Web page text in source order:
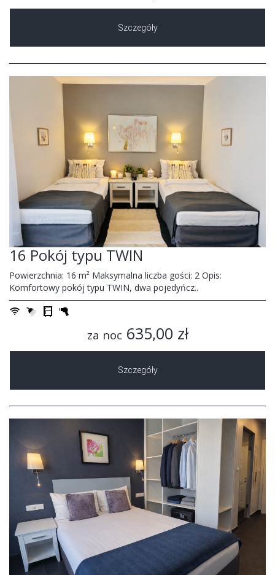
Szczegóły
16 Pokój typu TWIN
Powierzchnia: 16 m² Maksymalna liczba gości: 2 Opis:
Komfortowy pokój typu TWIN, dwa pojedyńcz..
za noc 635,00 zł
Szczegóły